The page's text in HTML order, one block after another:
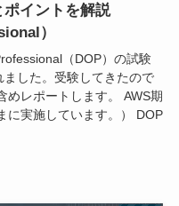
ポイントを解説
）
（DOP）の試験
した。受験してきたので
めレポートします。 AWS期
に実施しています。） DOP